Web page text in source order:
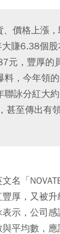
、價格上漲
大賺6.38個
元，豐厚
料，今年領
聯詠分紅大
甚至傳出有
名「
厚，又被
示，公司
平均數，